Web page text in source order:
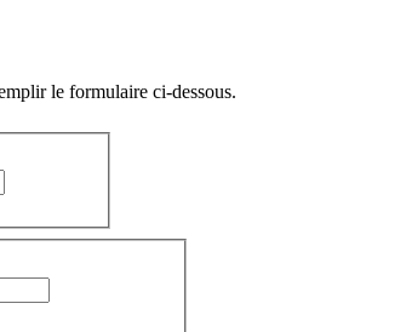
le formulaire ci-dessous.